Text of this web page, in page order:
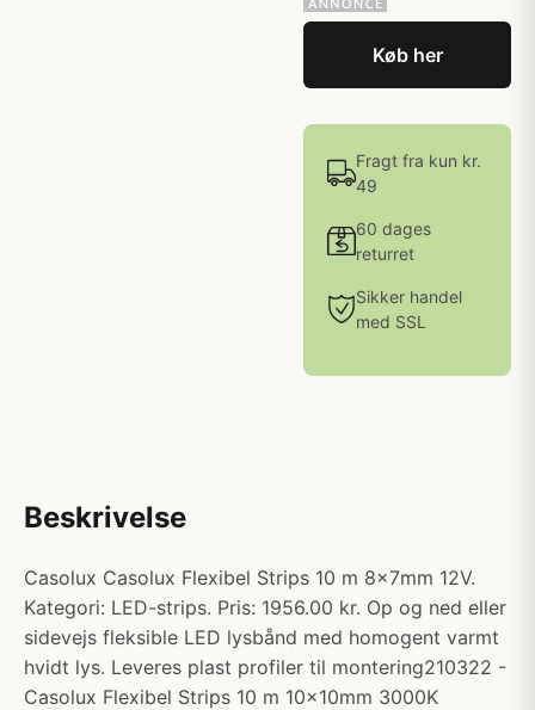
Køb her
Fragt fra kun kr.
49
60 dages
returret
Sikker handel
med SSL
Beskrivelse
Casolux Casolux Flexibel Strips 10 m 8x7mm 12V.
Kategori: LED-strips. Pris: 1956.00 kr. Op og ned eller
sidevejs fleksible LED lysbånd med homogent varmt
hvidt lys. Leveres plast profiler til montering210322 -
Casolux Flexibel Strips 10 m 10x10mm 3000K